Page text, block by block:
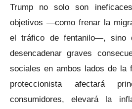
Trump no solo son
objetivos —como frenar la
el tráfico de fentanilo—, sino
desencadenar graves
sociales en ambos lados de la
proteccionista afectará
consumidores, elevará la